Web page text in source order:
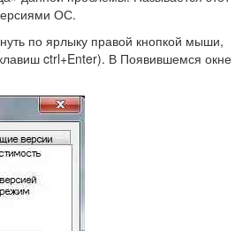
ОС.
по ярлыку правой кнопкой мыши,
ctrl+Enter). В Появившемся окне